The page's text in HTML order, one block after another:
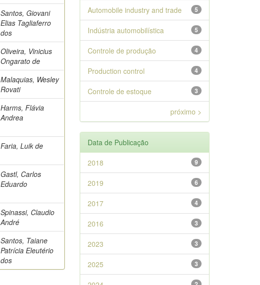
Santos, Giovani
Elias Tagliaferro
dos
Oliveira, Vinicius
Ongarato de
Malaquias, Wesley
Rovati
Harms, Flávia
Andrea
Faria, Luik de
Gastl, Carlos
Eduardo
Spinassi, Claudio
André
Santos, Taiane
Patrícia Eleutério
dos
5
Automobile industry and trade
5
Indústria automobilística
4
Controle de produção
4
Production control
3
Controle de estoque
próximo >
Data de Publicação
9
2018
6
2019
4
2017
3
2016
3
2023
3
2025